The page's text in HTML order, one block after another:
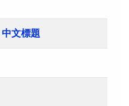
中文標題